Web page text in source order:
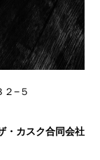
２−５
・カスク合同会社